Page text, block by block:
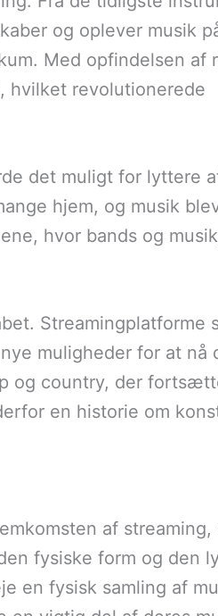
og oplever musik
Med opfindelsen af
hvilket revolutionerede
det muligt for lyttere
hjem, og musik
hvor bands og
Streamingplatforme
muligheder for at nå
og country, der
en historie om
af streaming,
fysiske form og den
en fysisk samling af